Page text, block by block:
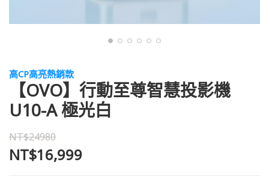
高CP高亮熱銷款
【OVO】行動至尊智慧投影機
U10-A 極光白
NT$24980
NT$16,999